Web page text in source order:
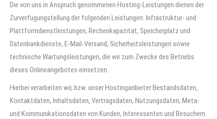
Die von uns in Anspruch genommenen Hosting-Leistungen dienen der
Zurverfügungstellung der folgenden Leistungen: Infrastruktur- und
Plattformdienstleistungen, Rechenkapazität, Speicherplatz und
Datenbankdienste, E-Mail-Versand, Sicherheitsleistungen sowie
technische Wartungsleistungen, die wir zum Zwecke des Betriebs
dieses Onlineangebotes einsetzen.
Hierbei verarbeiten wir, bzw. unser Hostinganbieter Bestandsdaten,
Kontaktdaten, Inhaltsdaten, Vertragsdaten, Nutzungsdaten, Meta-
und Kommunikationsdaten von Kunden, Interessenten und Besuchern